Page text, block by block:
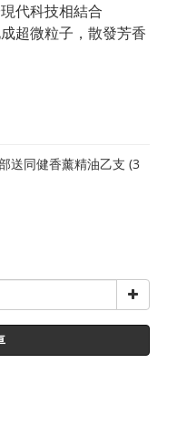
代科技相結合
超微粒子，散發芳香
送同健香薰精油乙支 (3